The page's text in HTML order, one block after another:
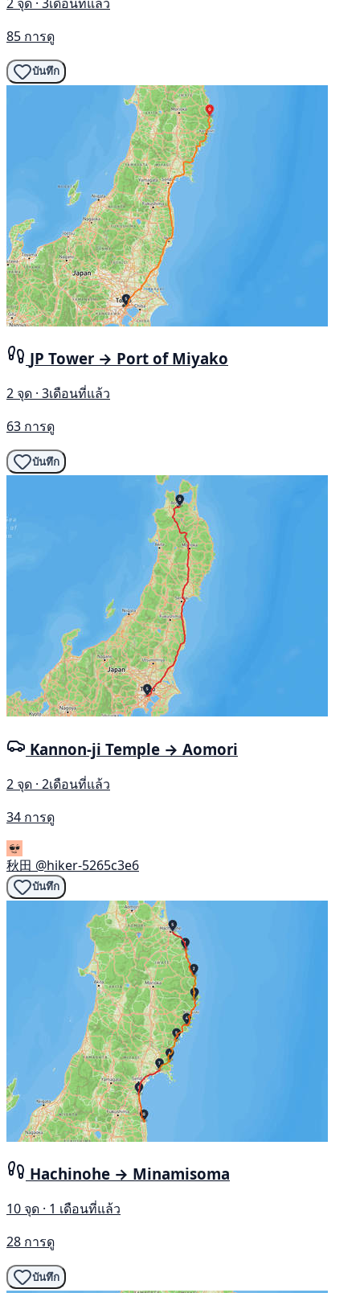
85 การดู
บันทึก
JP Tower → Port of Miyako
2 จุด · 3เดือนที่แล้ว
63 การดู
บันทึก
Kannon-ji Temple → Aomori
2 จุด · 2เดือนที่แล้ว
34 การดู
秋田 @hiker-5265c3e6
บันทึก
Hachinohe → Minamisoma
10 จุด · 1 เดือนที่แล้ว
28 การดู
บันทึก